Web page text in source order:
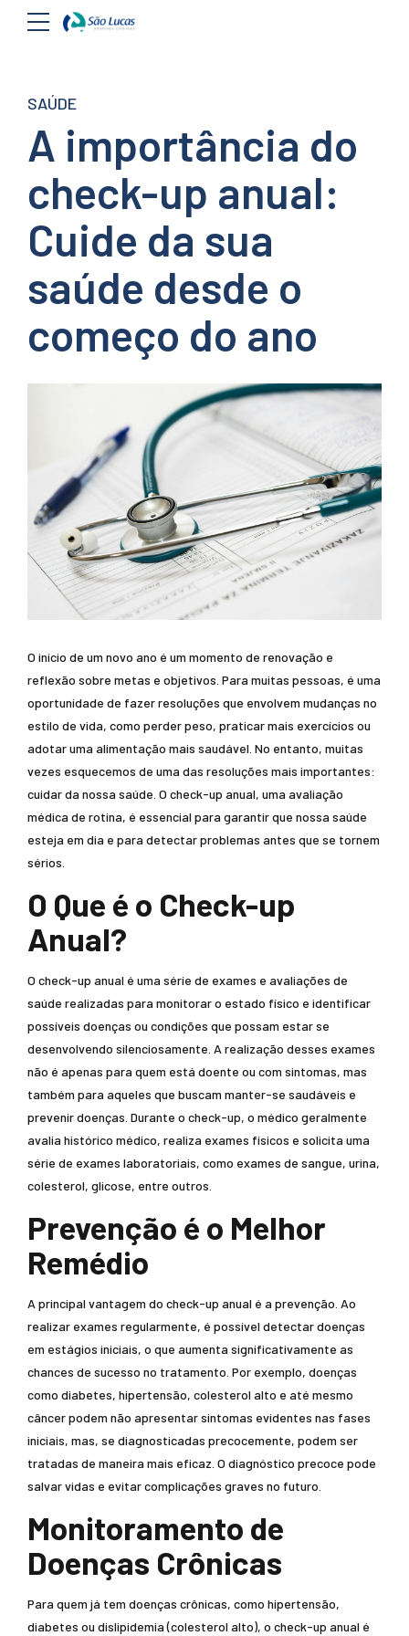
SAÚDE
A importância do
check-up anual:
Cuide da sua
saúde desde o
começo do ano
O início de um novo ano é um momento de renovação e
reflexão sobre metas e objetivos. Para muitas pessoas, é uma
oportunidade de fazer resoluções que envolvem mudanças no
estilo de vida, como perder peso, praticar mais exercícios ou
adotar uma alimentação mais saudável. No entanto, muitas
vezes esquecemos de uma das resoluções mais importantes:
cuidar da nossa saúde. O check-up anual, uma avaliação
médica de rotina, é essencial para garantir que nossa saúde
esteja em dia e para detectar problemas antes que se tornem
sérios.
O Que é o Check-up
Anual?
O check-up anual é uma série de exames e avaliações de
saúde realizadas para monitorar o estado físico e identificar
possíveis doenças ou condições que possam estar se
desenvolvendo silenciosamente. A realização desses exames
não é apenas para quem está doente ou com sintomas, mas
também para aqueles que buscam manter-se saudáveis e
prevenir doenças. Durante o check-up, o médico geralmente
avalia histórico médico, realiza exames físicos e solicita uma
série de exames laboratoriais, como exames de sangue, urina,
colesterol, glicose, entre outros.
Prevenção é o Melhor
Remédio
A principal vantagem do check-up anual é a prevenção. Ao
realizar exames regularmente, é possível detectar doenças
em estágios iniciais, o que aumenta significativamente as
chances de sucesso no tratamento. Por exemplo, doenças
como diabetes, hipertensão, colesterol alto e até mesmo
câncer podem não apresentar sintomas evidentes nas fases
iniciais, mas, se diagnosticadas precocemente, podem ser
tratadas de maneira mais eficaz. O diagnóstico precoce pode
salvar vidas e evitar complicações graves no futuro.
Monitoramento de
Doenças Crônicas
Para quem já tem doenças crônicas, como hipertensão,
diabetes ou dislipidemia (colesterol alto), o check-up anual é